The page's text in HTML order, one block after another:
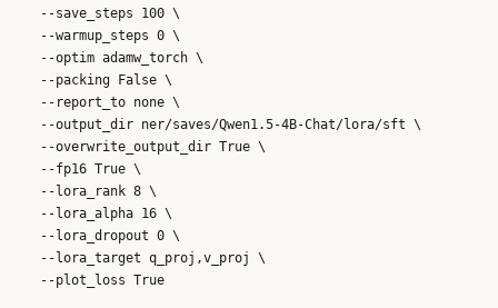
    --save_steps 100 \
    --warmup_steps 0 \
    --optim adamw_torch \
    --packing False \
    --report_to none \
    --output_dir ner/saves/Qwen1.5-4B-Chat/lora/sft \
    --overwrite_output_dir True \
    --fp16 True \
    --lora_rank 8 \
    --lora_alpha 16 \
    --lora_dropout 0 \
    --lora_target q_proj,v_proj \